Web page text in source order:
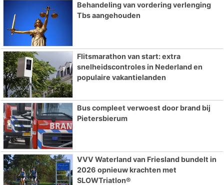
Behandeling van vordering verlenging
Tbs aangehouden
Flitsmarathon van start: extra
snelheidscontroles in Nederland en
populaire vakantielanden
Bus compleet verwoest door brand bij
Pietersbierum
VVV Waterland van Friesland bundelt in
2026 opnieuw krachten met
SLOWTriatlon®